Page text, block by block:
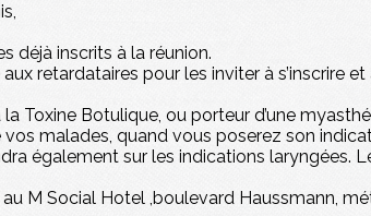
déjà inscrits à la réunion.
retardataires pour les inviter à s’inscrire
Toxine Botulique, ou porteur d’une
vos malades, quand vous poserez son
également sur les indications laryngées.
M Social Hotel ,boulevard Haussmann,